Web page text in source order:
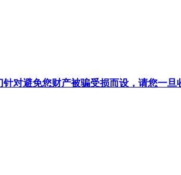
对避免您财产被骗受损而设，请您一旦